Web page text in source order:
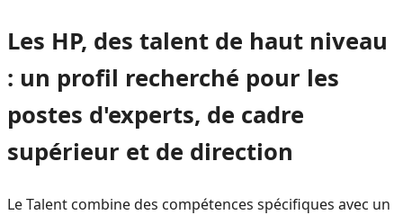
Les HP, des talent de haut niveau
: un profil recherché pour les
postes d'experts, de cadre
supérieur et de direction
Le Talent combine des compétences spécifiques avec un